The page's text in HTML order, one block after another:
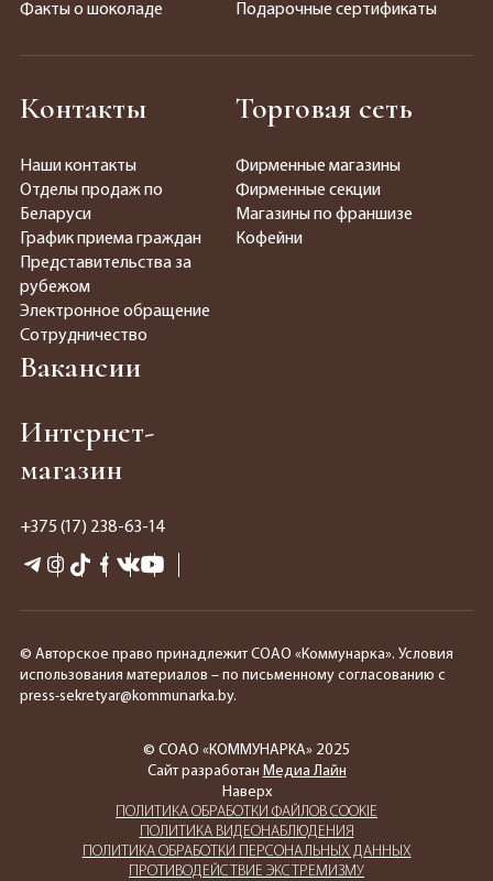
ПОЛИТИКА ОБРАБОТКИ ФАЙЛОВ COOKIE
ПОЛИТИКА ВИДЕОНАБЛЮДЕНИЯ
ПОЛИТИКА ОБРАБОТКИ ПЕРСОНАЛЬНЫХ ДАННЫХ
ПРОТИВОДЕЙСТВИЕ ЭКСТРЕМИЗМУ
Факты о шоколаде
Подарочные сертификаты
Контакты
Наши контакты
Отделы продаж по
Беларуси
График приема граждан
Представительства за
рубежом
Электронное обращение
Сотрудничество
Торговая сеть
Фирменные магазины
Фирменные секции
Магазины по франшизе
Кофейни
Вакансии
Интернет-
магазин
+375 (17) 238-63-14
© Авторское право принадлежит СОАО «Коммунарка». Условия
использования материалов – по письменному согласованию с
press-sekretyar@kommunarka.by.
© СОАО «КОММУНАРКА» 2025
Сайт разработан Медиа Лайн
Наверх